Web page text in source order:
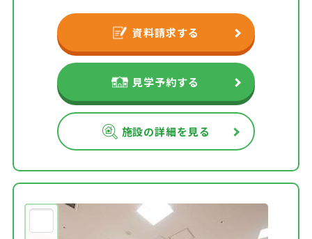
資料請求する
見学予約する
施設の詳細を見る